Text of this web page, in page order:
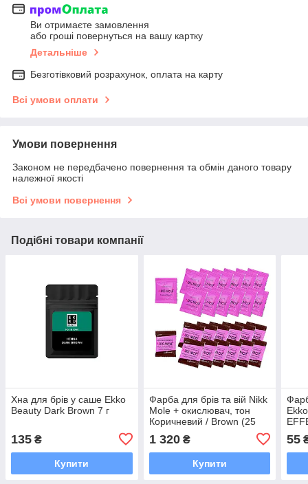
Ви отримаєте замовлення
або гроші повернуться на вашу картку
Детальніше
Безготівковий розрахунок, оплата на карту
Всі умови оплати
Умови повернення
Законом не передбачено повернення та обмін даного товару
належної якості
Всі умови повернення
Подібні товари компанії
Хна для брів у саше Ekko
Beauty Dark Brown 7 г
135 ₴
Купити
Фарба для брів та вій Nikk
Mole + окислювач, тон
Коричневий / Brown (25
1 320₴
Купити
55